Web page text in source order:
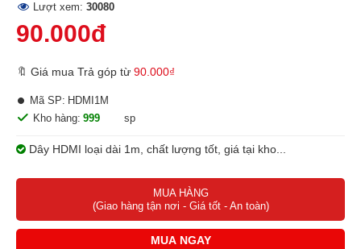
Lượt xem: 30080
90.000đ
🔖 Giá mua Trả góp từ 90.000₫
Kho hàng: 999 sp
Mã SP: HDMI1M
Dây HDMI loại dài 1m, chất lượng tốt, giá tại kho...
MUA HÀNG
(Giao hàng tận nơi - Giá tốt - An toàn)
MUA NGAY